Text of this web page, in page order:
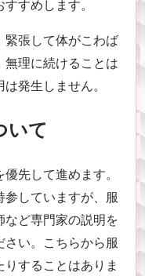
すめします。
緊張して体がこわば
無理に続けることは
発生しません。
いて
先して進めます。
していますが、服
など専門家の説明を
い。こちらから服
することはありま